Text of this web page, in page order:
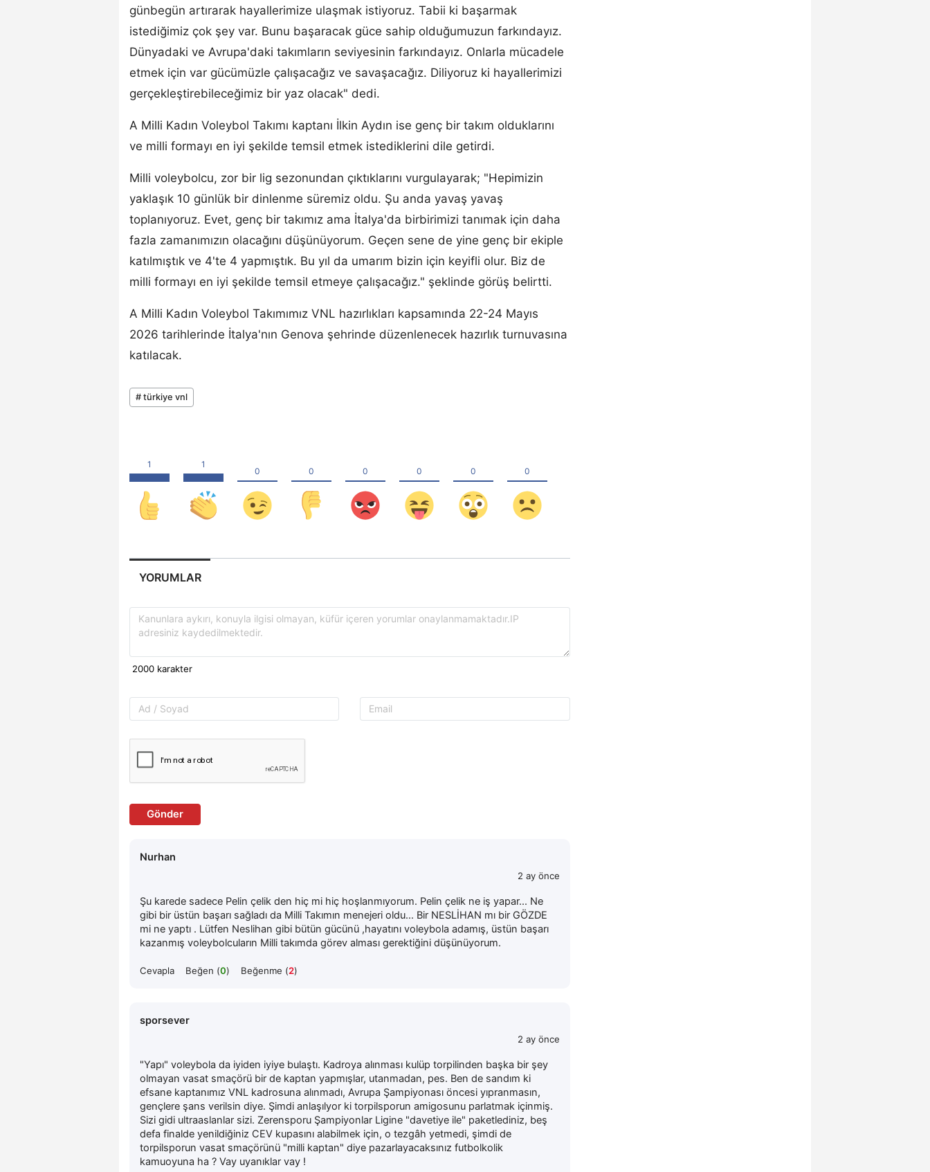
günbegün artırarak hayallerimize ulaşmak istiyoruz. Tabii ki başarmak
istediğimiz çok şey var. Bunu başaracak güce sahip olduğumuzun farkındayız.
Dünyadaki ve Avrupa'daki takımların seviyesinin farkındayız. Onlarla mücadele
etmek için var gücümüzle çalışacağız ve savaşacağız. Diliyoruz ki hayallerimizi
gerçekleştirebileceğimiz bir yaz olacak" dedi.
A Milli Kadın Voleybol Takımı kaptanı İlkin Aydın ise genç bir takım olduklarını
ve milli formayı en iyi şekilde temsil etmek istediklerini dile getirdi.
Milli voleybolcu, zor bir lig sezonundan çıktıklarını vurgulayarak; "Hepimizin
yaklaşık 10 günlük bir dinlenme süremiz oldu. Şu anda yavaş yavaş
toplanıyoruz. Evet, genç bir takımız ama İtalya'da birbirimizi tanımak için daha
fazla zamanımızın olacağını düşünüyorum. Geçen sene de yine genç bir ekiple
katılmıştık ve 4'te 4 yapmıştık. Bu yıl da umarım bizin için keyifli olur. Biz de
milli formayı en iyi şekilde temsil etmeye çalışacağız." şeklinde görüş belirtti.
A Milli Kadın Voleybol Takımımız VNL hazırlıkları kapsamında 22-24 Mayıs
2026 tarihlerinde İtalya'nın Genova şehrinde düzenlenecek hazırlık turnuvasına
katılacak.
# türkiye vnl
YORUMLAR
Gönder
Nurhan
2 ay önce
Şu karede sadece Pelin çelik den hiç mi hiç hoşlanmıyorum. Pelin çelik ne iş yapar... Ne
gibi bir üstün başarı sağladı da Milli Takımın menejeri oldu... Bir NESLİHAN mı bir GÖZDE
mi ne yaptı . Lütfen Neslihan gibi bütün gücünü ,hayatını voleybola adamış, üstün başarı
kazanmış voleybolcuların Milli takımda görev alması gerektiğini düşünüyorum.
Cevapla Beğen (0) Beğenme (2)
sporsever
2 ay önce
"Yapı" voleybola da iyiden iyiye bulaştı. Kadroya alınması kulüp torpilinden başka bir şey
olmayan vasat smaçörü bir de kaptan yapmışlar, utanmadan, pes. Ben de sandım ki
efsane kaptanımız VNL kadrosuna alınmadı, Avrupa Şampiyonası öncesi yıpranmasın,
gençlere şans verilsin diye. Şimdi anlaşılyor ki torpilsporun amigosunu parlatmak içinmiş.
Sizi gidi ultraaslanlar sizi. Zerensporu Şampiyonlar Ligine "davetiye ile" paketlediniz, beş
defa finalde yenildiğiniz CEV kupasını alabilmek için, o tezgâh yetmedi, şimdi de
torpilsporun vasat smaçörünü "milli kaptan" diye pazarlayacaksınız futbolkolik
kamuoyuna ha ? Vay uyanıklar vay !